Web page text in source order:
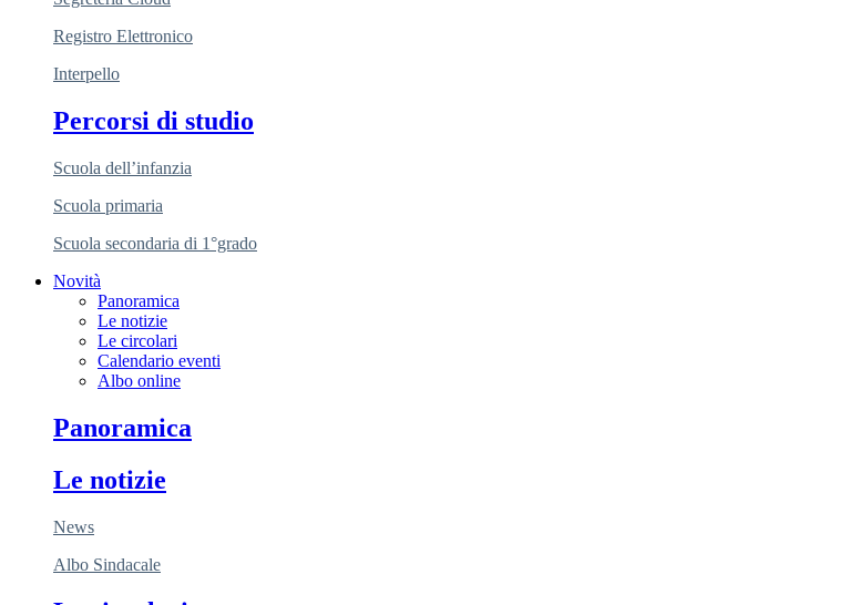
Registro Elettronico
Interpello
Percorsi di studio
Scuola dell’infanzia
Scuola primaria
Scuola secondaria di 1°grado
Novità
Panoramica
Le notizie
Le circolari
Calendario eventi
Albo online
Panoramica
Le notizie
News
Albo Sindacale